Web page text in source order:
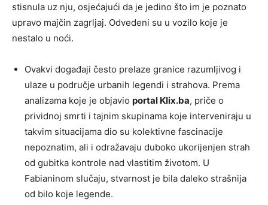
stisnula uz nju, osjećajući da je jedino što im je poznato
upravo majčin zagrljaj. Odvedeni su u vozilo koje je
nestalo u noći.
Ovakvi događaji često prelaze granice razumljivog i
ulaze u područje urbanih legendi i strahova. Prema
analizama koje je objavio portal Klix.ba, priče o
prividnoj smrti i tajnim skupinama koje interveniraju u
takvim situacijama dio su kolektivne fascinacije
nepoznatim, ali i odražavaju duboko ukorijenjen strah
od gubitka kontrole nad vlastitim životom. U
Fabianinom slučaju, stvarnost je bila daleko strašnija
od bilo koje legende.